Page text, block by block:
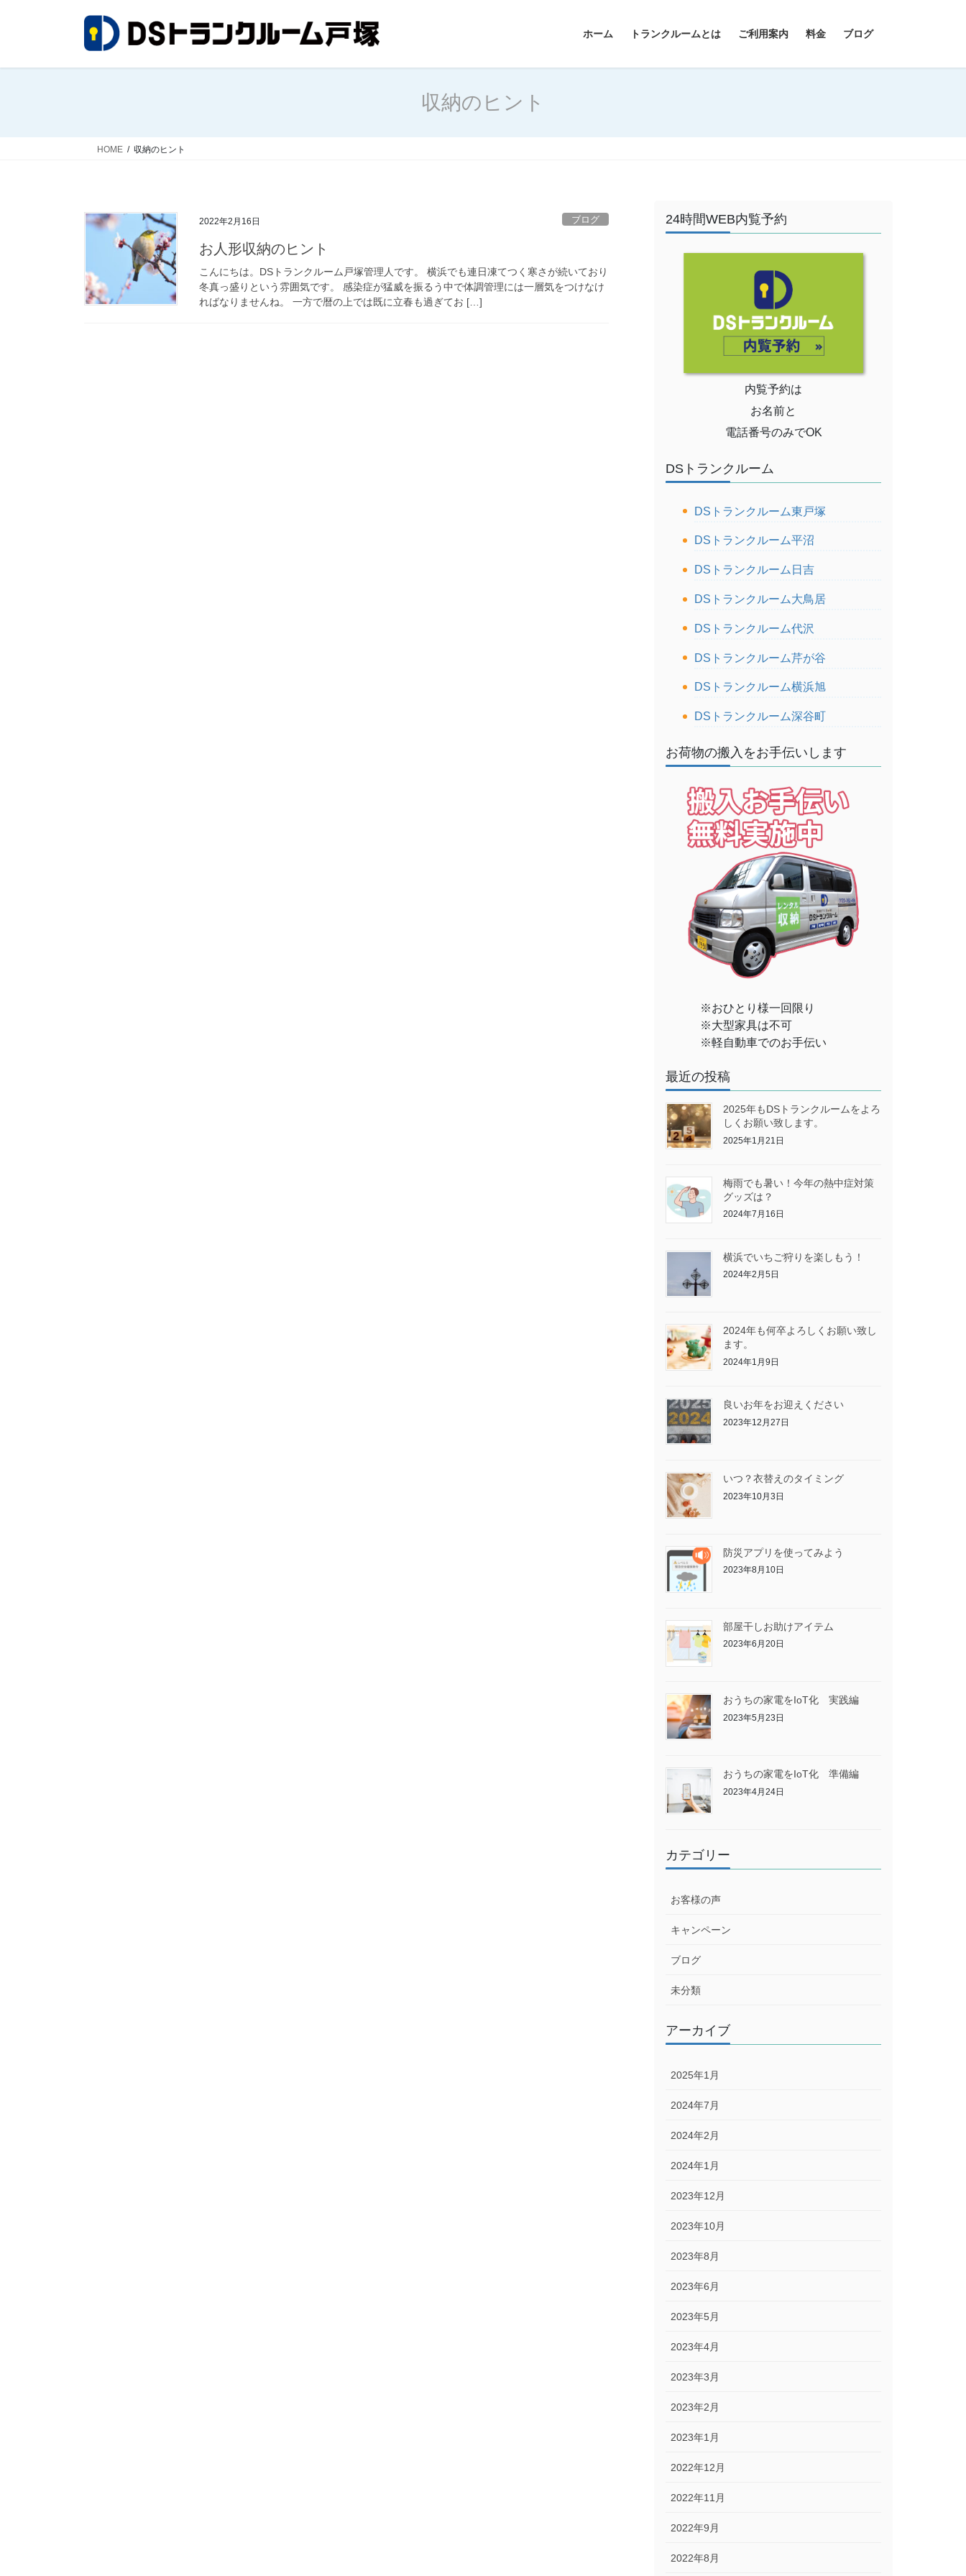
ホーム トランクルームとは ご利用案内 料金 ブログ
収納のヒント
HOME 収納のヒント
2022年2月16日 ブログ
お人形収納のヒント
こんにちは。DSトランクルーム戸塚管理人です。 横浜でも連日凍てつく寒さが続いており
冬真っ盛りという雰囲気です。 感染症が猛威を振るう中で体調管理には一層気をつけなけ
ればなりませんね。 一方で暦の上では既に立春も過ぎてお […]
24時間WEB内覧予約
内覧予約は
お名前と
電話番号のみでOK
DSトランクルーム
DSトランクルーム東戸塚
DSトランクルーム平沼
DSトランクルーム日吉
DSトランクルーム大鳥居
DSトランクルーム代沢
DSトランクルーム芹が谷
DSトランクルーム横浜旭
DSトランクルーム深谷町
お荷物の搬入をお手伝いします
※おひとり様一回限り
※大型家具は不可
※軽自動車でのお手伝い
最近の投稿
2025年もDSトランクルームをよろ
しくお願い致します。
2025年1月21日
梅雨でも暑い！今年の熱中症対策
グッズは？
2024年7月16日
横浜でいちご狩りを楽しもう！
2024年2月5日
2024年も何卒よろしくお願い致し
ます。
2024年1月9日
良いお年をお迎えください
2023年12月27日
いつ？衣替えのタイミング
2023年10月3日
防災アプリを使ってみよう
2023年8月10日
部屋干しお助けアイテム
2023年6月20日
おうちの家電をIoT化 実践編
2023年5月23日
おうちの家電をIoT化 準備編
2023年4月24日
カテゴリー
お客様の声
キャンペーン
ブログ
未分類
アーカイブ
2025年1月
2024年7月
2024年2月
2024年1月
2023年12月
2023年10月
2023年8月
2023年6月
2023年5月
2023年4月
2023年3月
2023年2月
2023年1月
2022年12月
2022年11月
2022年9月
2022年8月